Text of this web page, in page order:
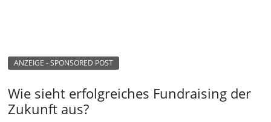
ANZEIGE - SPONSORED POST
Wie sieht erfolgreiches Fundraising der
Zukunft aus?